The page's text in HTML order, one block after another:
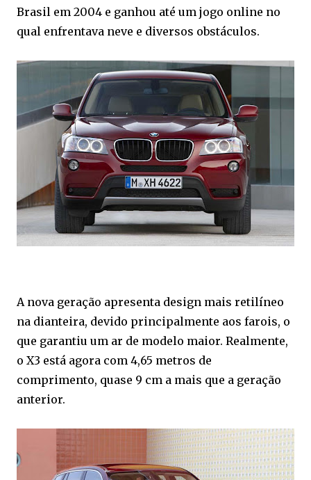
Brasil em 2004 e ganhou até um jogo online no
qual enfrentava neve e diversos obstáculos.
A nova geração apresenta design mais retilíneo
na dianteira, devido principalmente aos farois, o
que garantiu um ar de modelo maior. Realmente,
o X3 está agora com 4,65 metros de
comprimento, quase 9 cm a mais que a geração
anterior.